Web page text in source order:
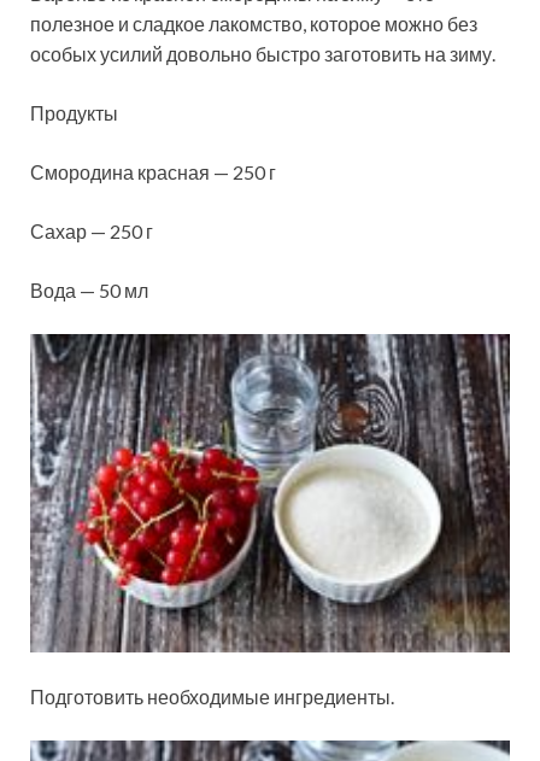
полезное и сладкое лакомство, которое можно без
особых усилий довольно быстро заготовить на зиму.
Продукты
Смородина красная — 250 г
Сахар — 250 г
Вода — 50 мл
Подготовить необходимые ингредиенты.